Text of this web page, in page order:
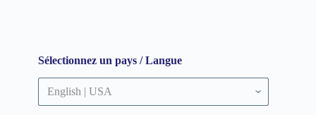
Sélectionnez un pays / Langue